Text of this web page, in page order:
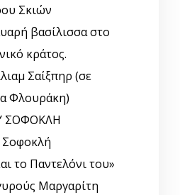
Σκιών
βασίλισσα στο
κράτος.
Σαίξπηρ (σε
Φλουράκη)
ΣΟΦΟΚΛΗ
το Παντελόνι του»
Μαργαρίτη